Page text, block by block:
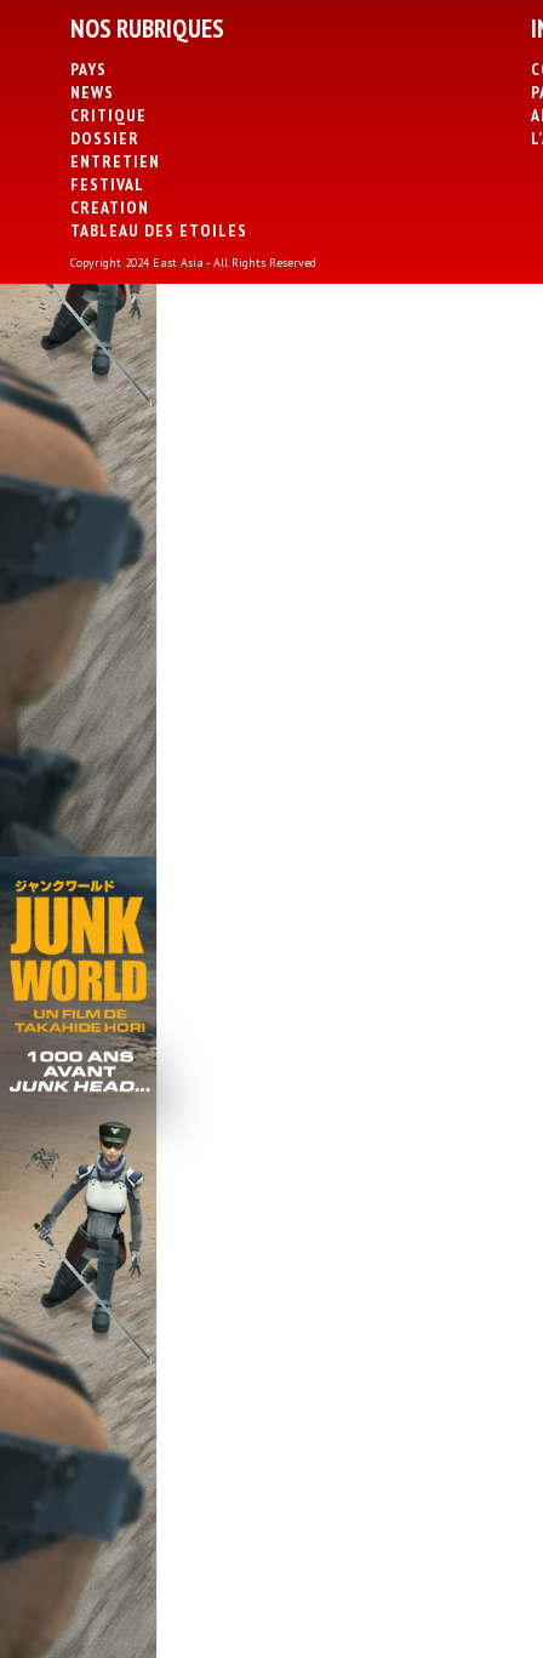
NOS RUBRIQUES
PAYS
NEWS
CRITIQUE
DOSSIER
ENTRETIEN
FESTIVAL
CREATION
TABLEAU DES ETOILES
Copyright 2024 East Asia - All Rights Reserved